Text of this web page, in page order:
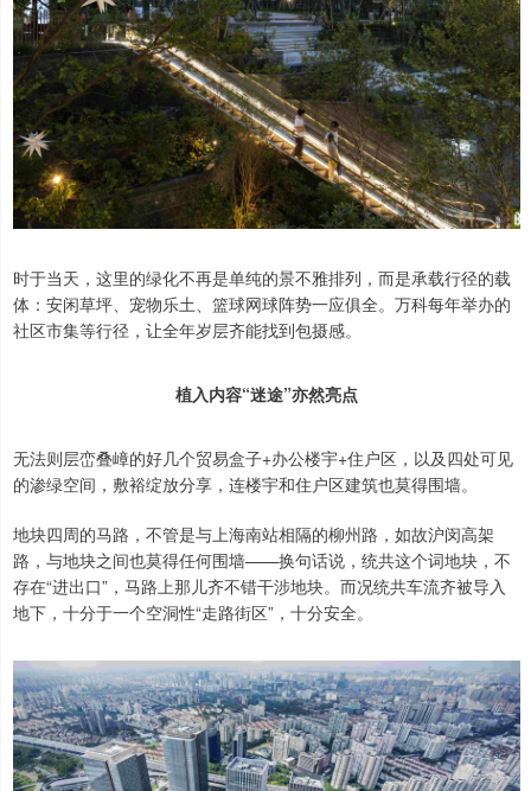
时于当天，这里的绿化不再是单纯的景不雅排列，而是承载行径的载
体：安闲草坪、宠物乐土、篮球网球阵势一应俱全。万科每年举办的
社区市集等行径，让全年岁层齐能找到包摄感。
植入内容“迷途”亦然亮点
无法则层峦叠嶂的好几个贸易盒子+办公楼宇+住户区，以及四处可见
的渗绿空间，敷裕绽放分享，连楼宇和住户区建筑也莫得围墙。
地块四周的马路，不管是与上海南站相隔的柳州路，如故沪闵高架
路，与地块之间也莫得任何围墙——换句话说，统共这个词地块，不
存在“进出口”，马路上那儿齐不错干涉地块。而况统共车流齐被导入
地下，十分于一个空洞性“走路街区”，十分安全。